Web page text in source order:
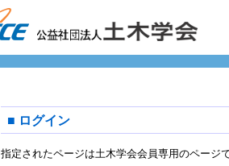
■ ログイン
指定されたページは土木学会会員専用のページ